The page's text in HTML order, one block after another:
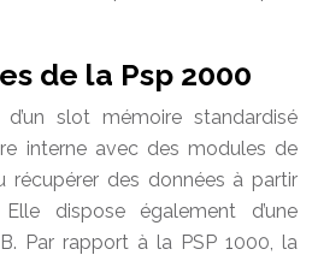
de la Psp 2000
slot mémoire standardisé
interne avec des modules de
récupérer des données à partir
dispose également d’une
Par rapport à la PSP 1000, la